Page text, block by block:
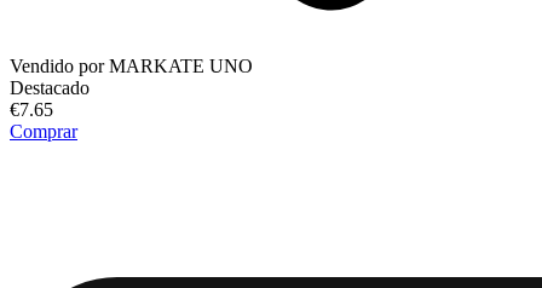
Vendido porMARKATE UNO
Destacado
€7.65
Comprar